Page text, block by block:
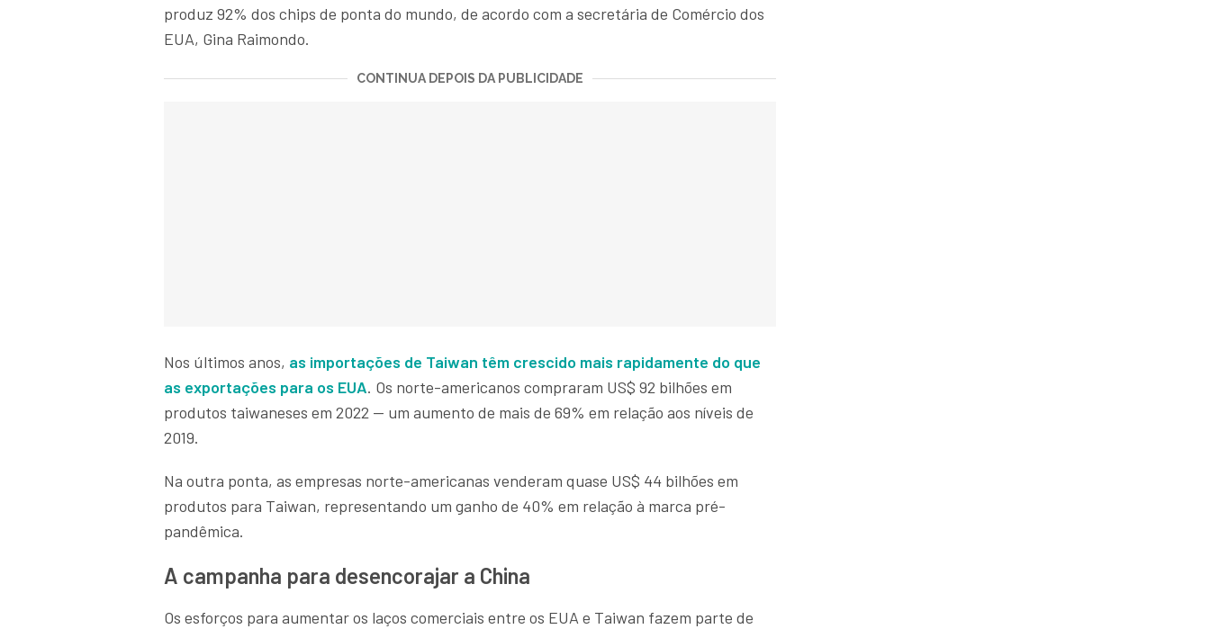
produz 92% dos chips de ponta do mundo, de acordo com a secretária de Comércio dos
EUA, Gina Raimondo.
CONTINUA DEPOIS DA PUBLICIDADE
Nos últimos anos, as importações de Taiwan têm crescido mais rapidamente do que
as exportações para os EUA. Os norte-americanos compraram US$ 92 bilhões em
produtos taiwaneses em 2022 — um aumento de mais de 69% em relação aos níveis de
2019.
Na outra ponta, as empresas norte-americanas venderam quase US$ 44 bilhões em
produtos para Taiwan, representando um ganho de 40% em relação à marca pré-
pandêmica.
A campanha para desencorajar a China
Os esforços para aumentar os laços comerciais entre os EUA e Taiwan fazem parte de